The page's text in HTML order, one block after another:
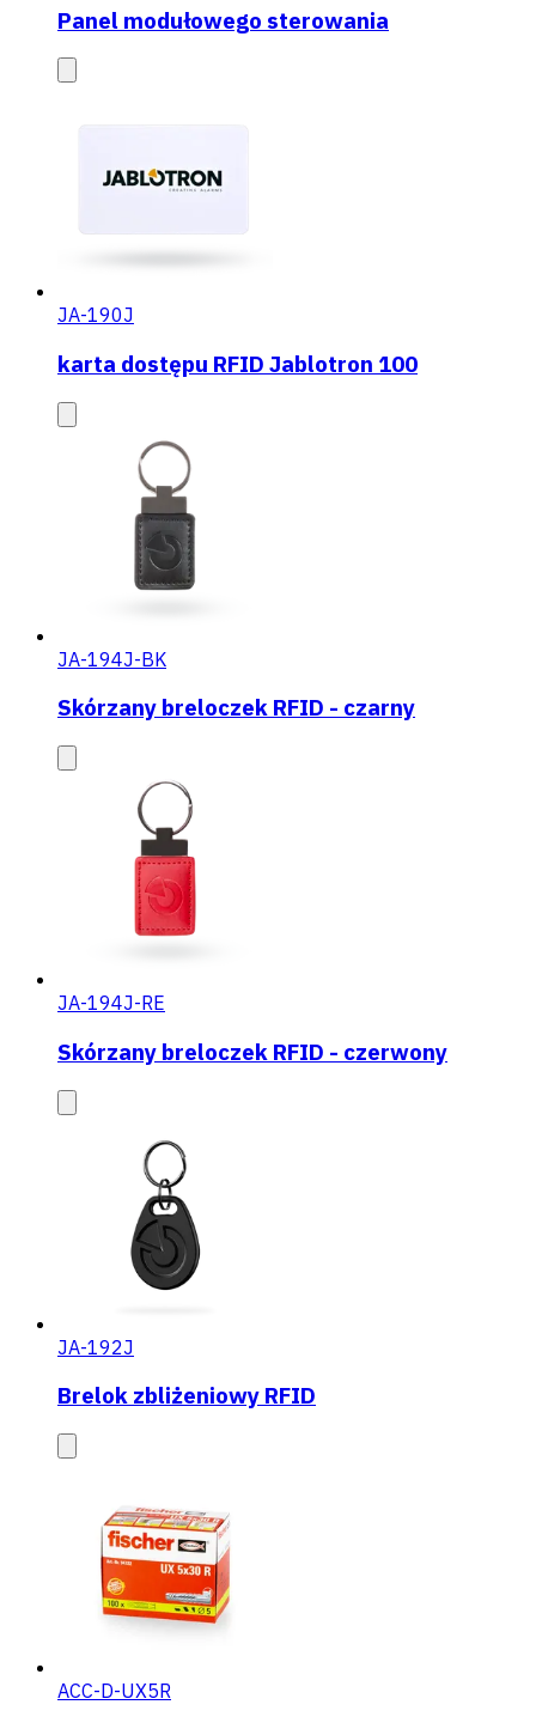
Panel modułowego sterowania
JA-190J
karta dostępu RFID Jablotron 100
JA-194J-BK
Skórzany breloczek RFID - czarny
JA-194J-RE
Skórzany breloczek RFID - czerwony
JA-192J
Brelok zbliżeniowy RFID
ACC-D-UX5R